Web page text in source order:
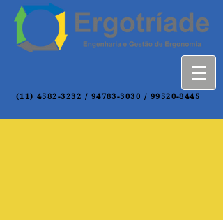
(11) 4582-3232 / 94783-3030 / 99520-8445